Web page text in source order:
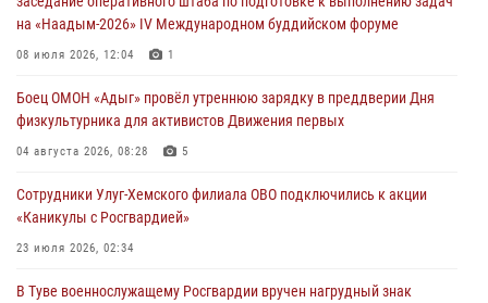
26 сигналов «Тревога» с автотранспортов отработали экипажи
задержаний Росгвардии в Туве с начала года
В Туве офицер Росгвардии подвела итоги юбилейного личного
забега
на «Наадым-2026» IV Международном буддийском форуме
08 июля 2026, 12:04 1
Боец ОМОН «Адыг» провёл утреннюю зарядку в преддверии Дня
физкультурника для активистов Движения первых
04 августа 2026, 08:28 5
Сотрудники Улуг-Хемского филиала ОВО подключились к акции
«Каникулы с Росгвардией»
23 июля 2026, 02:34
В Туве военнослужащему Росгвардии вручен нагрудный знак